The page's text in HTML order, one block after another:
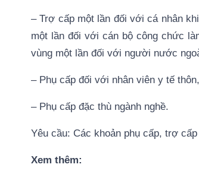
– Trợ cấp một lần đối với cá nhân
một lần đối với cán bộ công chức
vùng một lần đối với người nước
– Phụ cấp đối với nhân viên y tế
– Phụ cấp đặc thù ngành nghề.
Yêu cầu: Các khoản phụ cấp, trợ
Xem thêm: